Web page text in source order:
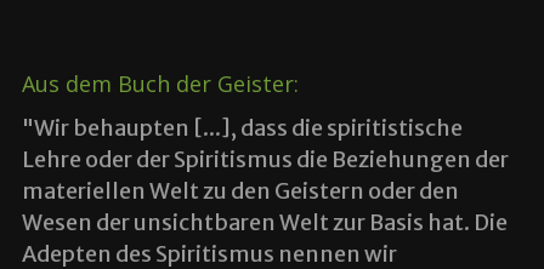
Aus dem Buch der Geister:
"Wir behaupten [...], dass die spiritistische
Lehre oder der Spiritismus die Beziehungen der
materiellen Welt zu den Geistern oder den
Wesen der unsichtbaren Welt zur Basis hat. Die
Adepten des Spiritismus nennen wir